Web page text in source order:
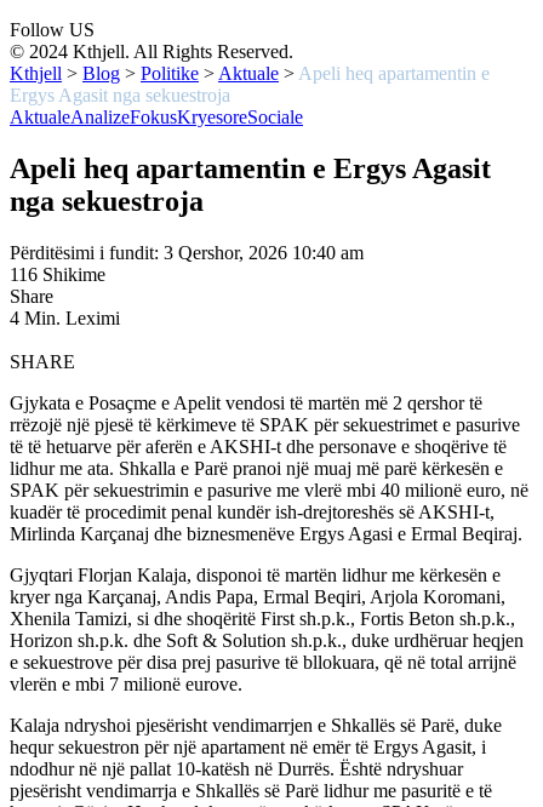
Follow US
© 2024 Kthjell. All Rights Reserved.
Kthjell > Blog > Politike > Aktuale > Apeli heq apartamentin e
Ergys Agasit nga sekuestroja
AktualeAnalizeFokusKryesoreSociale
Apeli heq apartamentin e Ergys Agasit
nga sekuestroja
Përditësimi i fundit: 3 Qershor, 2026 10:40 am
116 Shikime
Share
4 Min. Leximi
SHARE
Gjykata e Posaçme e Apelit vendosi të martën më 2 qershor të
rrëzojë një pjesë të kërkimeve të SPAK për sekuestrimet e pasurive
të të hetuarve për aferën e AKSHI-t dhe personave e shoqërive të
lidhur me ata. Shkalla e Parë pranoi një muaj më parë kërkesën e
SPAK për sekuestrimin e pasurive me vlerë mbi 40 milionë euro, në
kuadër të procedimit penal kundër ish-drejtoreshës së AKSHI-t,
Mirlinda Karçanaj dhe biznesmenëve Ergys Agasi e Ermal Beqiraj.
Gjyqtari Florjan Kalaja, disponoi të martën lidhur me kërkesën e
kryer nga Karçanaj, Andis Papa, Ermal Beqiri, Arjola Koromani,
Xhenila Tamizi, si dhe shoqëritë First sh.p.k., Fortis Beton sh.p.k.,
Horizon sh.p.k. dhe Soft & Solution sh.p.k., duke urdhëruar heqjen
e sekuestrove për disa prej pasurive të bllokuara, që në total arrijnë
vlerën e mbi 7 milionë eurove.
Kalaja ndryshoi pjesërisht vendimarrjen e Shkallës së Parë, duke
hequr sekuestron për një apartament në emër të Ergys Agasit, i
ndodhur në një pallat 10-katësh në Durrës. Është ndryshuar
pjesërisht vendimarrja e Shkallës së Parë lidhur me pasuritë e të